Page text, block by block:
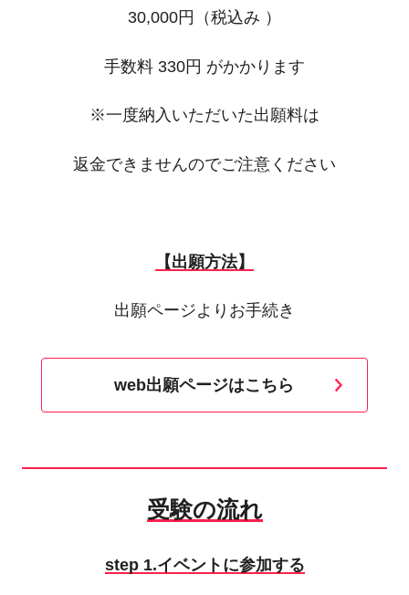
30,000円（税込み ）
手数料 330円 がかかります
※一度納入いただいた出願料は
返金できませんのでご注意ください
【出願方法】
出願ページよりお手続き
web出願ページはこちら
受験の流れ
step 1.イベントに参加する